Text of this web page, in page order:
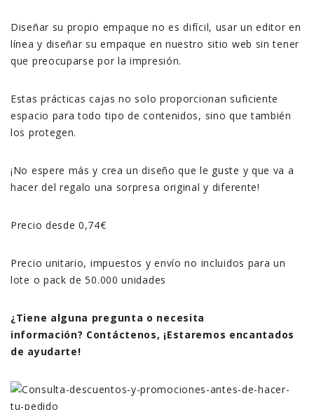
Diseñar su propio empaque no es difícil, usar un editor en
línea y diseñar su empaque en nuestro sitio web sin tener
que preocuparse por la impresión.
Estas prácticas cajas no solo proporcionan suficiente
espacio para todo tipo de contenidos, sino que también
los protegen.
¡No espere más y crea un diseño que le guste y que va a
hacer del regalo una sorpresa original y diferente!
Precio desde 0,74€
Precio unitario, impuestos y envío no incluidos para un
lote o pack de 50.000 unidades
¿Tiene alguna pregunta o necesita
información? Contáctenos, ¡Estaremos encantados
de ayudarte!